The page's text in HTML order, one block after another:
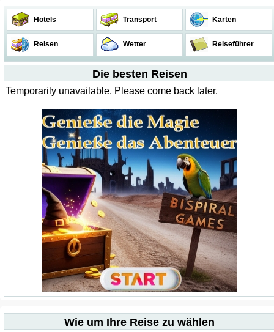
Hotels Transport Karten
Reisen Wetter Reiseführer
Die besten Reisen
Temporarily unavailable. Please come back later.
Wie um Ihre Reise zu wählen